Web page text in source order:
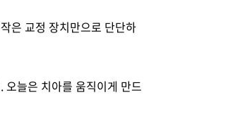
은 교정 장치만으로 단단하
오늘은 치아를 움직이게 만드